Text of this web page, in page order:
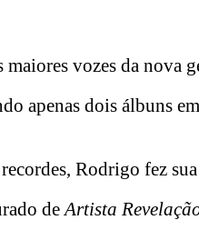
vozes da nova
apenas dois álbuns
Rodrigo fez
de Artista